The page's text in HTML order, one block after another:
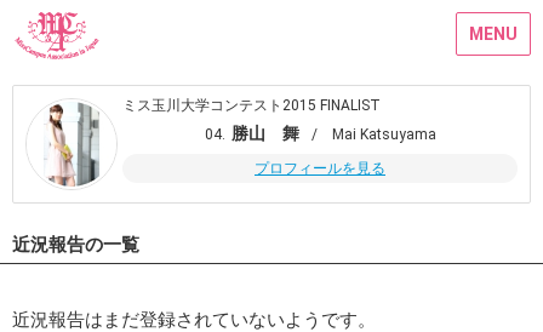
MENU
ミス玉川大学コンテスト2015 FINALIST
04. 勝山 舞
/ Mai Katsuyama
プロフィールを見る
近況報告の一覧
近況報告はまだ登録されていないようです。